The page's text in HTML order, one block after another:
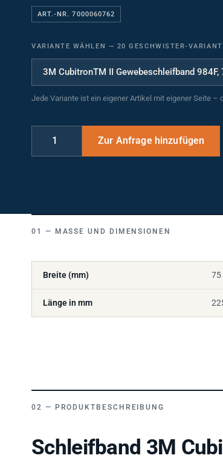
ART.-NR. 7000060762
VARIANTE WÄHLEN — 20 GESCHWISTER-
Jede Variante ist ein eigener Artikel mit eigener Seite
MASSE UND DIMENSIONEN
Breite (mm) 75
Länge in mm
PRODUKTBESCHREIBUNG
Schleifband 3M